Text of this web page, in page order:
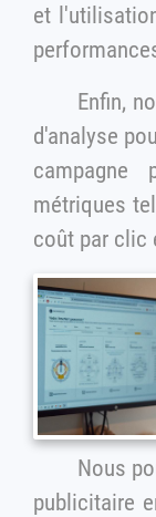
et
Enfin, nous utilisons des
d'analyse pour
campagne
métriques telles que le taux de conversion, le
Nous
publicitaire